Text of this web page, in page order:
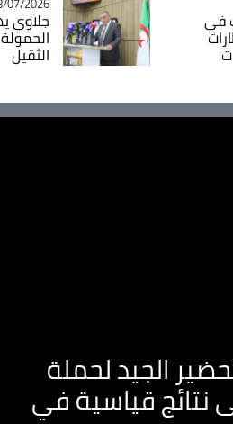
في جلاوي
الثقيل
الجيد لحملة
نتائج قياسية في